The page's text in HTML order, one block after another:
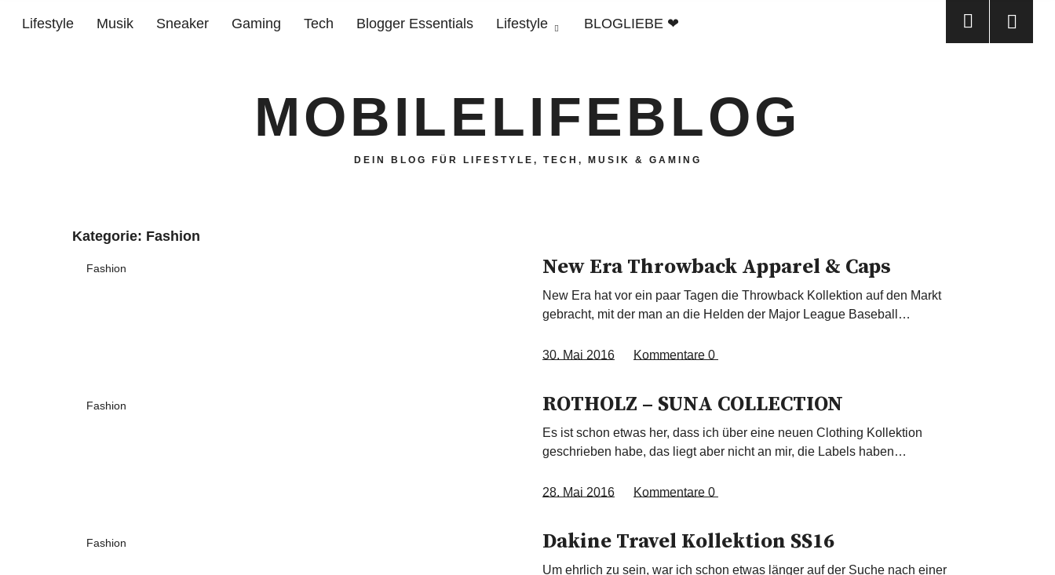
Lifestyle Musik Sneaker Gaming Tech Blogger Essentials Lifestyle BLOGLIEBE ❤
MOBILELIFEBLOG
DEIN BLOG FÜR LIFESTYLE, TECH, MUSIK & GAMING
Kategorie: Fashion
Fashion New Era Throwback Apparel & Caps
New Era hat vor ein paar Tagen die Throwback Kollektion auf den Markt
gebracht, mit der man an die Helden der Major League Baseball…
30. Mai 2016 Kommentare 0
Fashion ROTHOLZ – SUNA COLLECTION
Es ist schon etwas her, dass ich über eine neuen Clothing Kollektion
geschrieben habe, das liegt aber nicht an mir, die Labels haben…
28. Mai 2016 Kommentare 0
Fashion Dakine Travel Kollektion SS16
Um ehrlich zu sein, war ich schon etwas länger auf der Suche nach einer